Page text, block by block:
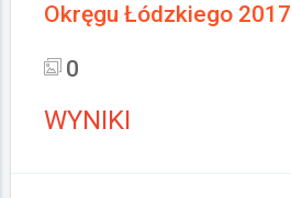
Okręgu Łódzkiego 2017
0
WYNIKI